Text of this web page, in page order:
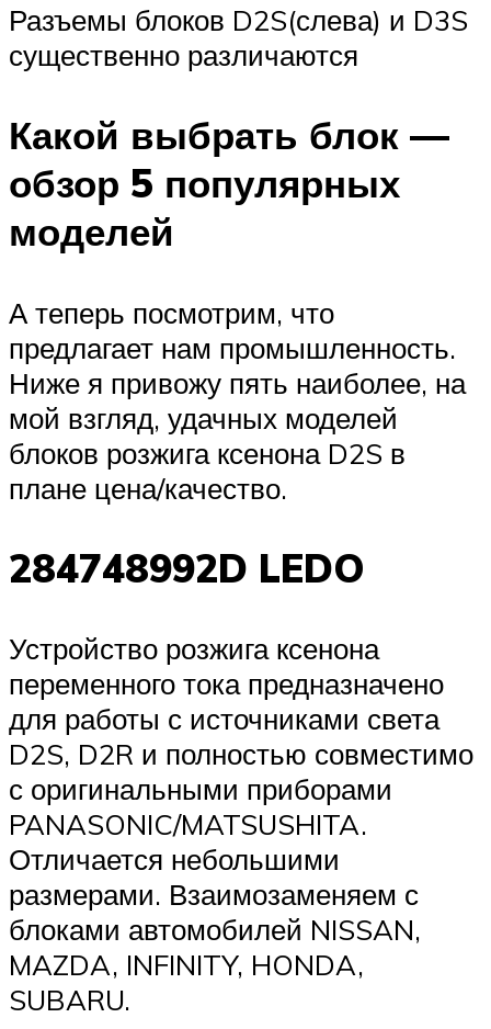
Разъемы блоков D2S(слева) и D3S
существенно различаются
Какой выбрать блок —
обзор 5 популярных
моделей
А теперь посмотрим, что
предлагает нам промышленность.
Ниже я привожу пять наиболее, на
мой взгляд, удачных моделей
блоков розжига ксенона D2S в
плане цена/качество.
284748992D LEDO
Устройство розжига ксенона
переменного тока предназначено
для работы с источниками света
D2S, D2R и полностью совместимо
с оригинальными приборами
PANASONIC/MATSUSHITA.
Отличается небольшими
размерами. Взаимозаменяем с
блоками автомобилей NISSAN,
MAZDA, INFINITY, HONDA,
SUBARU.